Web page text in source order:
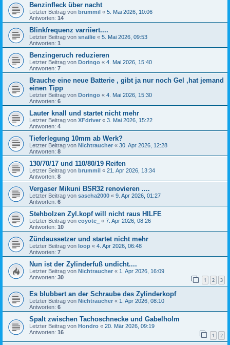
Benzinfleck über nacht
Letzter Beitrag von brummil « 5. Mai 2026, 10:06
Antworten: 14
Blinkfrequenz varriiert....
Letzter Beitrag von snailie « 5. Mai 2026, 09:53
Antworten: 1
Benzingeruch reduzieren
Letzter Beitrag von Doringo « 4. Mai 2026, 15:40
Antworten: 7
Brauche eine neue Batterie , gibt ja nur noch Gel ,hat jemand
einen Tipp
Letzter Beitrag von Doringo « 4. Mai 2026, 15:30
Antworten: 6
Lauter knall und startet nicht mehr
Letzter Beitrag von XFdriver « 3. Mai 2026, 15:22
Antworten: 4
Tieferlegung 10mm ab Werk?
Letzter Beitrag von Nichtraucher « 30. Apr 2026, 12:28
Antworten: 8
130/70/17 und 110/80/19 Reifen
Letzter Beitrag von brummil « 21. Apr 2026, 13:34
Antworten: 8
Vergaser Mikuni BSR32 renovieren ....
Letzter Beitrag von sascha2000 « 9. Apr 2026, 01:27
Antworten: 6
Stehbolzen Zyl.kopf will nicht raus HILFE
Letzter Beitrag von coyote_ « 7. Apr 2026, 08:26
Antworten: 10
Zündaussetzer und startet nicht mehr
Letzter Beitrag von loop « 4. Apr 2026, 06:48
Antworten: 7
Nun ist der Zylinderfuß undicht....
Letzter Beitrag von Nichtraucher « 1. Apr 2026, 16:09
Antworten: 30 1 2 3
Es blubbert an der Schraube des Zylinderkopf
Letzter Beitrag von Nichtraucher « 1. Apr 2026, 08:10
Antworten: 6
Spalt zwischen Tachoschnecke und Gabelholm
Letzter Beitrag von Hondro « 20. Mär 2026, 09:19
Antworten: 16 1 2